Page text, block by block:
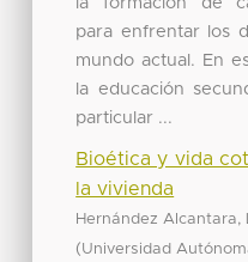
para enfrentar los
mundo actual. En
la educación
particular ...
Bioética y vida
la vivienda
Hernández Alcantara,
(Universidad